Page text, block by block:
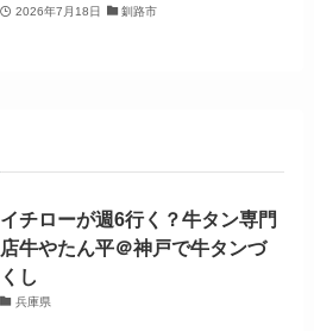
2026年7月18日 釧路市
イチローが週6行く？牛タン専門
店牛やたん平＠神戸で牛タンづ
くし
兵庫県